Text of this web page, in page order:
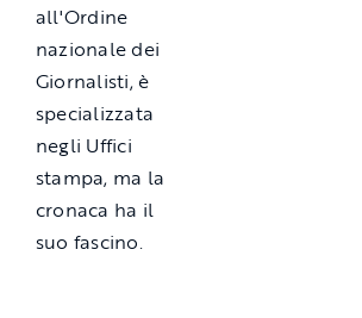
all'Ordine
nazionale dei
Giornalisti, è
specializzata
negli Uffici
stampa, ma la
cronaca ha il
suo fascino.